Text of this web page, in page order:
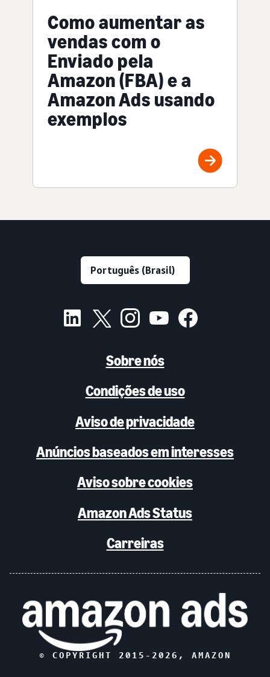
Como aumentar as
vendas com o
Enviado pela
Amazon (FBA) e a
Amazon Ads usando
exemplos
Sobre nós
Condições de uso
Aviso de privacidade
Anúncios baseados em interesses
Aviso sobre cookies
Amazon Ads Status
Carreiras
© COPYRIGHT 2015- 2026 , AMAZON